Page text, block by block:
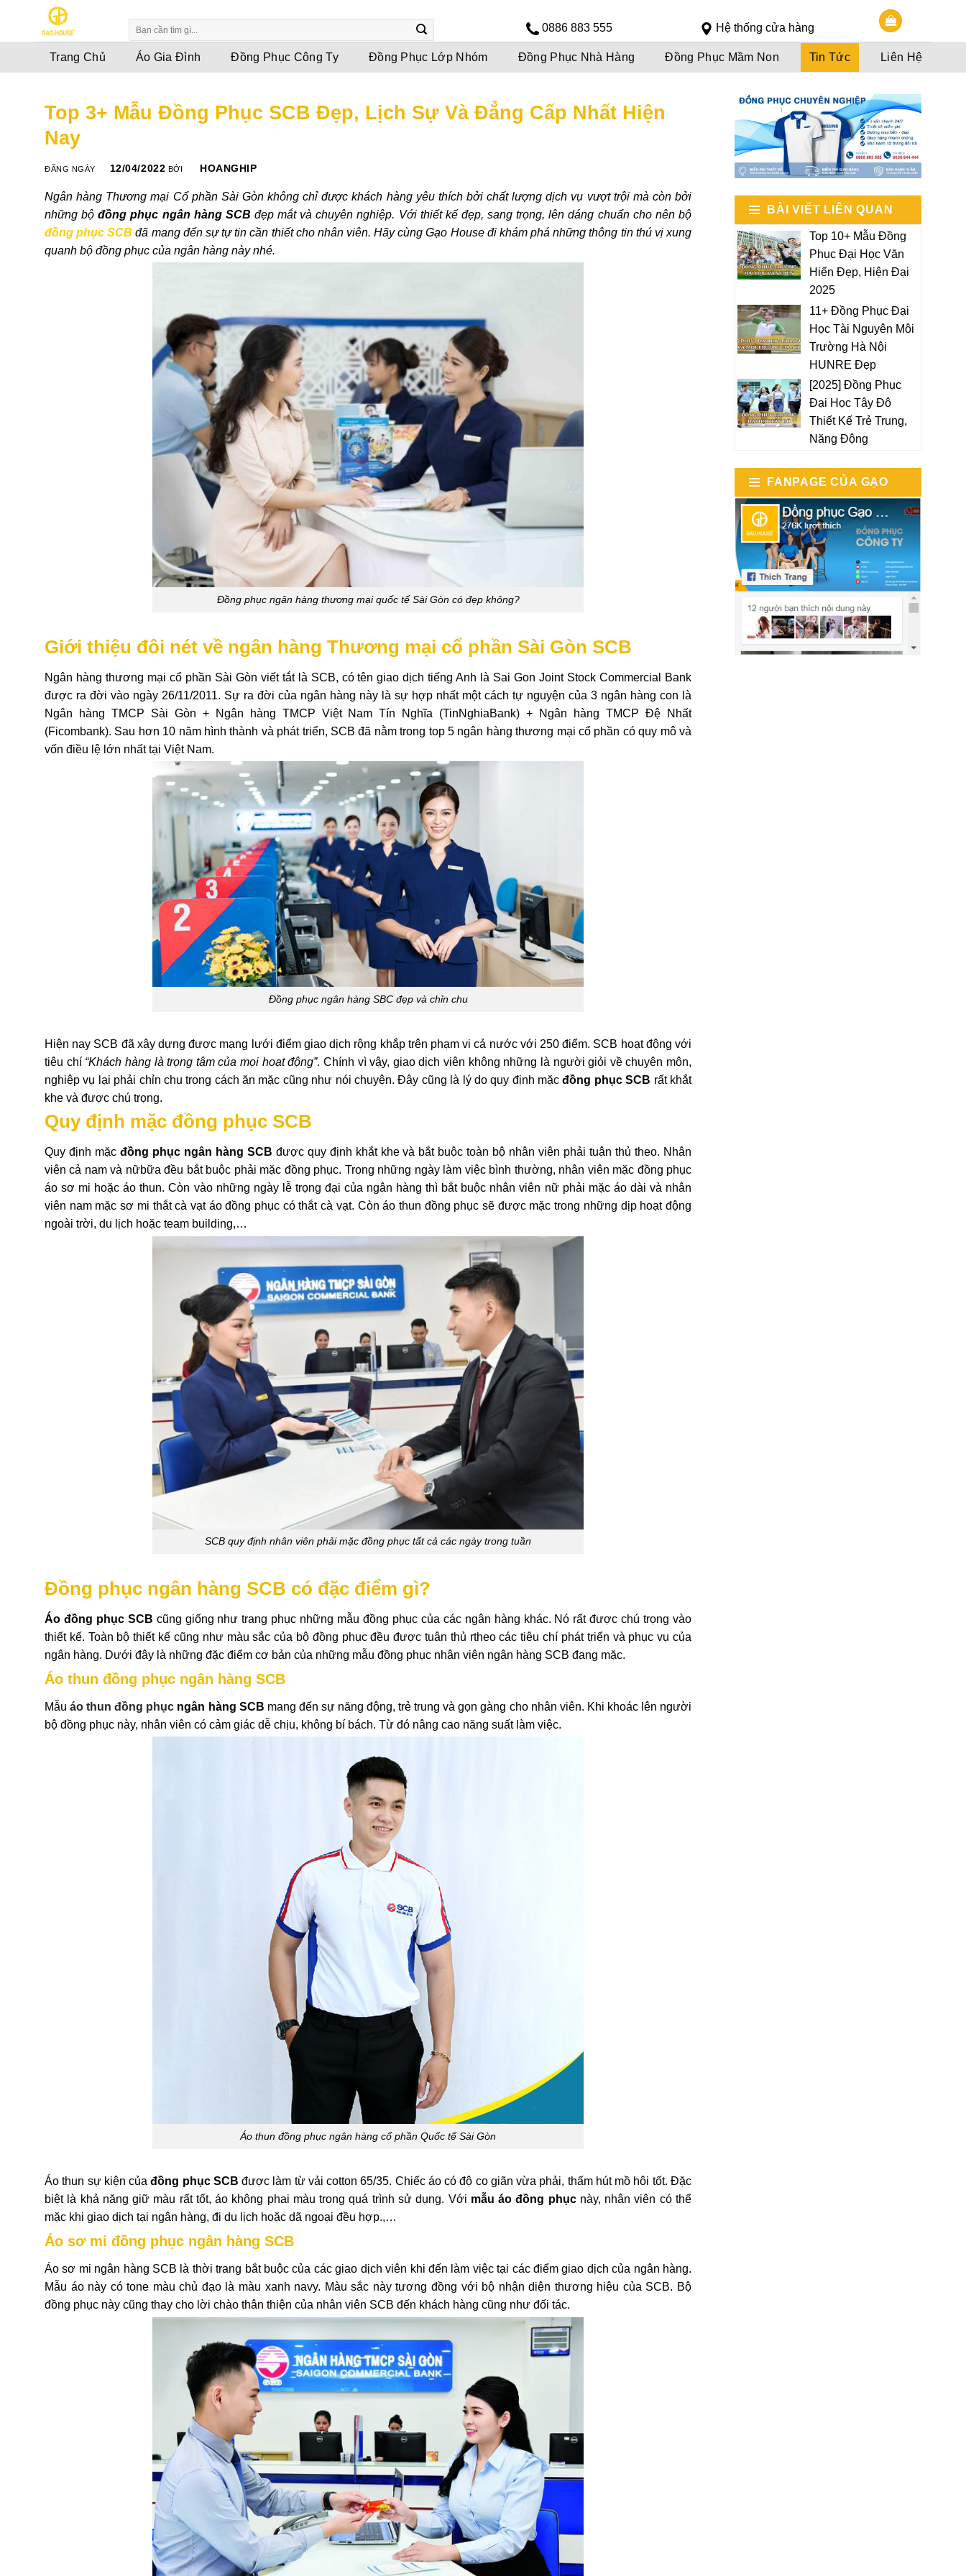
content
0886 883 555 Hệ thống cửa hàng
Trang Chủ Áo Gia Đình Đồng Phục Công Ty Đồng Phục Lớp Nhóm Đồng Phục Nhà Hàng Đồng Phục Mầm Non Tin Tức Liên Hệ
Top 3+ Mẫu Đồng Phục SCB Đẹp, Lịch Sự Và Đẳng Cấp Nhất Hiện
Nay
ĐĂNG NGÀY 12/04/2022 BỞI HOANGHIP
Ngân hàng Thương mại Cổ phần Sài Gòn không chỉ được khách hàng yêu thích bởi chất lượng dịch vụ vượt trội mà còn bởi
những bộđồng phục ngân hàng SCB đẹp mắt và chuyên nghiệp. Với thiết kế đẹp, sang trọng, lên dáng chuẩn cho nên bộ
đồng phục SCB đã mang đến sự tự tin cần thiết cho nhân viên. Hãy cùng Gạo House đi khám phá những thông tin thú vị xung
quanh bộ đồng phục của ngân hàng này nhé.
Đồng phục ngân hàng thương mại quốc tế Sài Gòn có đẹp không?
Giới thiệu đôi nét về ngân hàng Thương mại cổ phần Sài Gòn SCB
Ngân hàng thương mại cổ phần Sài Gòn viết tắt là SCB, có tên giao dịch tiếng Anh là Sai Gon Joint Stock Commercial Bank
được ra đời vào ngày 26/11/2011. Sự ra đời của ngân hàng này là sự hợp nhất một cách tự nguyện của 3 ngân hàng con là
Ngân hàng TMCP Sài Gòn + Ngân hàng TMCP Việt Nam Tín Nghĩa (TinNghiaBank) + Ngân hàng TMCP Đệ Nhất
(Ficombank). Sau hơn 10 năm hình thành và phát triển, SCB đã nằm trong top 5 ngân hàng thương mại cổ phần có quy mô và
vốn điều lệ lớn nhất tại Việt Nam.
Đồng phục ngân hàng SBC đẹp và chỉn chu
Hiện nay SCB đã xây dựng được mạng lưới điểm giao dịch rộng khắp trên phạm vi cả nước với 250 điểm. SCB hoạt động với
tiêu chí “Khách hàng là trọng tâm của mọi hoạt động”. Chính vì vậy, giao dịch viên không những là người giỏi về chuyên môn,
nghiệp vụ lại phải chỉn chu trong cách ăn mặc cũng như nói chuyện. Đây cũng là lý do quy định mặcđồng phục SCB rất khắt
khe và được chú trọng.
Quy định mặc đồng phục SCB
Quy định mặc đồng phục ngân hàng SCB được quy định khắt khe và bắt buộc toàn bộ nhân viên phải tuân thủ theo. Nhân
viên cả nam và nữbữa đều bắt buộc phải mặc đồng phục. Trong những ngày làm việc bình thường, nhân viên mặc đồng phục
áo sơ mi hoặc áo thun. Còn vào những ngày lễ trọng đại của ngân hàng thì bắt buộc nhân viên nữ phải mặc áo dài và nhân
viên nam mặc sơ mi thắt cà vạt áo đồng phục có thắt cà vạt. Còn áo thun đồng phục sẽ được mặc trong những dịp hoạt động
ngoài trời, du lịch hoặc team building,…
SCB quy định nhân viên phải mặc đồng phục tất cả các ngày trong tuần
Đồng phục ngân hàng SCB có đặc điểm gì?
Áo đồng phục SCB cũng giống như trang phục những mẫu đồng phục của các ngân hàng khác. Nó rất được chú trọng vào
thiết kế. Toàn bộ thiết kế cũng như màu sắc của bộ đồng phục đều được tuân thủ rtheo các tiêu chí phát triển và phục vụ của
ngân hàng. Dưới đây là những đặc điểm cơ bản của những mẫu đồng phục nhân viên ngân hàng SCB đang mặc.
Áo thun đồng phục ngân hàng SCB
Mẫuáo thun đồng phục ngân hàng SCB mang đến sự năng động, trẻ trung và gọn gàng cho nhân viên. Khi khoác lên người
bộ đồng phục này, nhân viên có cảm giác dễ chịu, không bí bách. Từ đó nâng cao năng suất làm việc.
Áo thun đồng phục ngân hàng cổ phần Quốc tế Sài Gòn
Áo thun sự kiện củađồng phục SCB được làm từ vải cotton 65/35. Chiếc áo có độ co giãn vừa phải, thấm hút mồ hôi tốt. Đặc
biệt là khả năng giữ màu rất tốt, áo không phai màu trong quá trình sử dụng. Với mẫu áo đồng phụcnày, nhân viên có thể
mặc khi giao dịch tại ngân hàng, đi du lịch hoặc dã ngoại đều hợp.,…
Áo sơ mi đồng phục ngân hàng SCB
Áo sơ mi ngân hàng SCB là thời trang bắt buộc của các giao dịch viên khi đến làm việc tại các điểm giao dịch của ngân hàng.
Mẫu áo này có tone màu chủ đạo là màu xanh navy. Màu sắc này tương đồng với bộ nhận diện thương hiệu của SCB. Bộ
đồng phục này cũng thay cho lời chào thân thiện của nhân viên SCB đến khách hàng cũng như đối tác.
BÀI VIẾT LIÊN QUAN
Top 10+ Mẫu Đồng
Phục Đại Học Văn
Hiến Đẹp, Hiện Đại
2025
11+ Đồng Phục Đại
Học Tài Nguyên Môi
Trường Hà Nội
HUNRE Đẹp
[2025] Đồng Phục
Đại Học Tây Đô
Thiết Kế Trẻ Trung,
Năng Động
FANPAGE CỦA GẠO
HOUSE